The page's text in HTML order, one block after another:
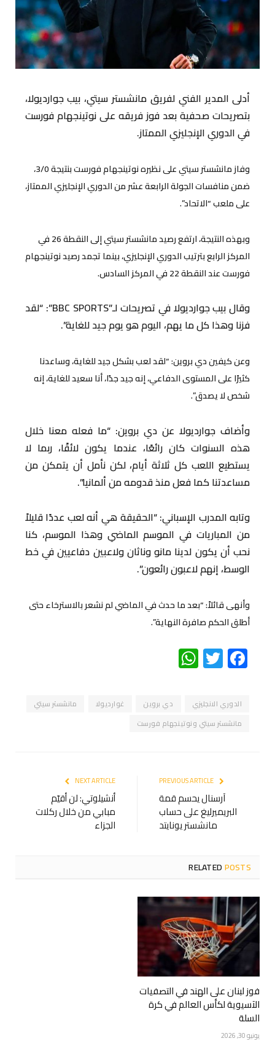
أدلى المدير الفني لفريق مانشستر سيتي، بيب جوارديولا،
بتصريحات صحفية بعد فوز فريقه على نوتينجهام فورست
في الدوري الإنجليزي الممتاز.
وفاز مانشستر سيتي على نظيره نوتينجهام فورست بنتيجة 3/0،
ضمن منافسات الجولة الرابعة عشر من الدوري الإنجليزي الممتاز،
على ملعب “الاتحاد”.
وبهذه النتيجة، ارتفع رصيد مانشستر سيتي إلى النقطة 26 في
المركز الرابع بترتيب الدوري الإنجليزي، بينما تجمد رصيد نوتينجهام
فورست عند النقطة 22 في المركز السادس.
وقال بيب جوارديولا في تصريحات لـ”BBC SPORTS”: “لقد
فزنا وهذا كل ما يهم، اليوم هو يوم جيد للغاية”.
وعن كيفين دي بروين: “لقد لعب بشكل جيد للغاية، وساعدنا
كثيرًا على المستوى الدفاعي، إنه جيد جدًا، أنا سعيد للغاية، إنه
شخص لا يصدق”.
وأضاف جوارديولا عن دي بروين: “ما فعله معنا خلال
هذه السنوات كان رائعًا، عندما يكون لائقًا، ربما لا
يستطيع اللعب كل ثلاثة أيام، لكن نأمل أن يتمكن من
مساعدتنا كما فعل منذ قدومه من ألمانيا”.
وتابه المدرب الإسباني: “الحقيقة هي أنه لعب عددًا قليلاً
من المباريات في الموسم الماضي وهذا الموسم، كنا
نحب أن يكون لدينا مانو وناثان ولاعبين دفاعيين في خط
الوسط، إنهم لاعبون رائعون”.
وأنهى قائلاً: “بعد ما حدث في الماضي لم نشعر بالاسترخاء حتى
أطلق الحكم صافرة النهاية”.
Facebook
Twitter
WhatsApp
الدوري الانجليزي دي بروين غوارديولا
مانشستر سيتي
مانشستر سيتي ونوتينجهام فورست
آرسنال يحسم قمة
البريميرليغ على حساب
مانشستر يونايتد
NEXT ARTICLE
أنشيلوتي: لن أقيّم
مبابي من خلال ركلات
الجزاء
RELATEDPOSTS
فوز لبنان على الهند في التصفيات
الآسيوية لكأس العالم في كرة
السلة
يونيو 30, 2026